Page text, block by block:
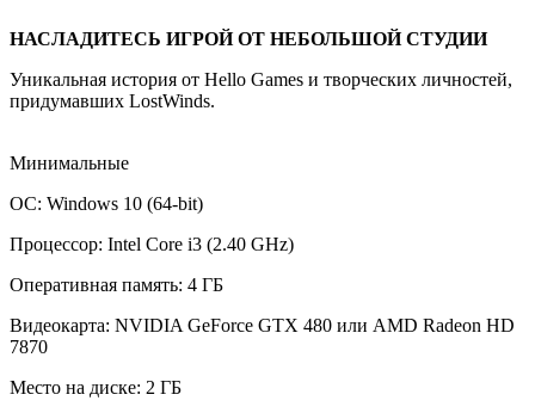
НАСЛАДИТЕСЬ ИГРОЙ ОТ НЕБОЛЬШОЙ СТУДИИ
Уникальная история от Hello Games и творческих личностей,
придумавших LostWinds.
Минимальные
ОС: Windows 10 (64-bit)
Процессор: Intel Core i3 (2.40 GHz)
Оперативная память: 4 ГБ
Видеокарта: NVIDIA GeForce GTX 480 или AMD Radeon HD
7870
Место на диске: 2 ГБ